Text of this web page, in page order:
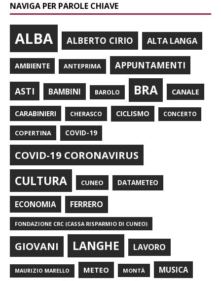
NAVIGA PER PAROLE CHIAVE
ALBA ALBERTO CIRIO ALTA LANGA
AMBIENTE ANTEPRIMA APPUNTAMENTI
ASTI BAMBINI BAROLO BRA CANALE
CARABINIERI CHERASCO CICLISMO CONCERTO
COPERTINA COVID-19
COVID-19 CORONAVIRUS
CULTURA CUNEO DATAMETEO
ECONOMIA FERRERO
FONDAZIONE CRC (CASSA RISPARMIO DI CUNEO)
GIOVANI LANGHE LAVORO
MAURIZIO MARELLO METEO MONTÀ MUSICA